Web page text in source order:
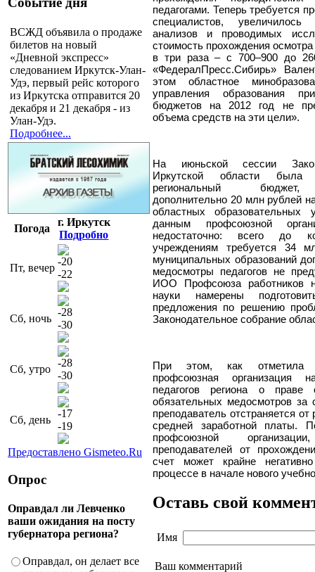
ВСЖД объявила о продаже
билетов на новый
«Дневной экспресс»
следованием Иркутск-Улан-
Удэ, первый рейс которого
из Иркутска отправится 20
декабря и 21 декабря - из
Улан-Удэ.
Подробнее...
Погода
г. Иркутск
Подробно
Пт, вечер
-20
-22
Сб, ночь
-28
-30
Сб, утро
-28
-30
Сб, день
-17
-19
Предоставлено Gismeteo.Ru
Опрос
Оправдал ли Левченко
ваши ожидания на посту
губернатора региона?
Оправдал, он делает все
педагогами. Теперь требуется
специалистов,
анализов и проводимых
стоимость прохождения
в три раза – с 700–900 до
«ФедералПресс.Сибирь»
этом областное
управления образования
бюджетов на 2012 год не
объема средств на эти цели».
На июньской сессии
Иркутской области
региональный бюджет,
дополнительно 20 млн рублей
областных образовательных
данным профсоюзной
недостаточно: всего до
учреждениям требуется 34
муниципальных образований
медосмотры педагогов не
ИОО Профсоюза работников
науки намерены
предложения по решению
Законодательное собрание
При этом, как отметила
профсоюзная организация
педагогов региона о праве
обязательных медосмотров за
преподаватель отстраняется
средней заработной платы.
профсоюзной
преподавателей от
счет может крайне
процессе в начале нового
Оставь свой
Имя
Ваш комментарий